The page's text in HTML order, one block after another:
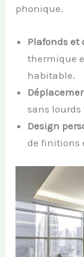
phonique.
Plafonds et
thermique
habitable.
sans
Design
de finitions